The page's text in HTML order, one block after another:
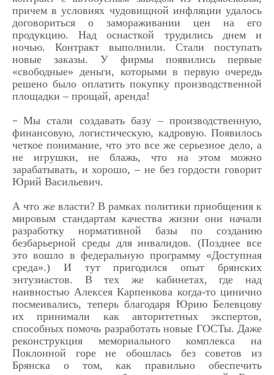
причем в условиях чудовищной инфляции удалось
договориться о замораживании цен на его
продукцию. Над оснасткой трудились днем и
ночью. Контракт выполнили. Стали поступать
новые заказы. У фирмы появились первые
«свободные» деньги, которыми в первую очередь
решено было оплатить покупку производственной
площадки – прощай, аренда!
– Мы стали создавать базу – производственную,
финансовую, логистическую, кадровую. Появилось
четкое понимание, что это все же серьезное дело, а
не игрушки, не блажь, что на этом можно
зарабатывать, и хорошо, – не без гордости говорит
Юрий Васильевич.
А что же власти? В рамках политики приобщения к
мировым стандартам качества жизни они начали
разработку нормативной базы по созданию
безбарьерной среды для инвалидов. (Позднее все
это вошло в федеральную программу «Доступная
среда».) И тут пригодился опыт брянских
энтузиастов. В тех же кабинетах, где над
наивностью Алексея Карпенкова когда-то цинично
посмеивались, теперь благодаря Юрию Белевцову
их принимали как авторитетных экспертов,
способных помочь разработать новые ГОСТы. Даже
реконструкция мемориального комплекса на
Поклонной горе не обошлась без советов из
Брянска о том, как правильно обеспечить